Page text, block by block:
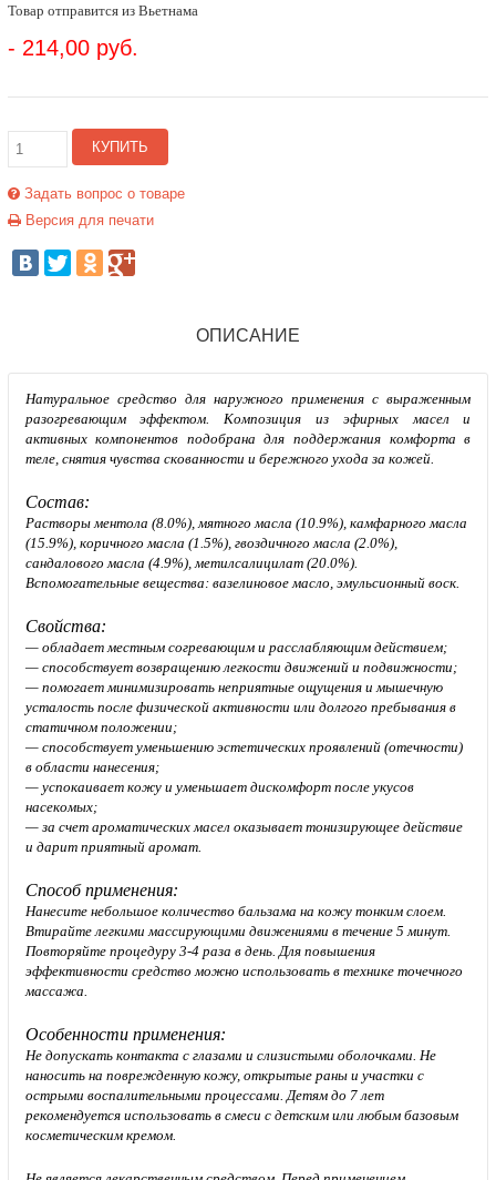
Товар отправится из Вьетнама
- 214,00 руб.
КУПИТЬ
Задать вопрос о товаре
Версия для печати
ОПИСАНИЕ
Натуральное средство для наружного применения с выраженным
разогревающим эффектом. Композиция из эфирных масел и
активных компонентов подобрана для поддержания комфорта в
теле, снятия чувства скованности и бережного ухода за кожей.
Состав:
Растворы ментола (8.0%), мятного масла (10.9%), камфарного масла
(15.9%), коричного масла (1.5%), гвоздичного масла (2.0%),
сандалового масла (4.9%), метилсалицилат (20.0%).
Вспомогательные вещества: вазелиновое масло, эмульсионный воск.
Свойства:
— обладает местным согревающим и расслабляющим действием;
— способствует возвращению легкости движений и подвижности;
— помогает минимизировать неприятные ощущения и мышечную
усталость после физической активности или долгого пребывания в
статичном положении;
— способствует уменьшению эстетических проявлений (отечности)
в области нанесения;
— успокаивает кожу и уменьшает дискомфорт после укусов
насекомых;
— за счет ароматических масел оказывает тонизирующее действие
и дарит приятный аромат.
Способ применения:
Нанесите небольшое количество бальзама на кожу тонким слоем.
Втирайте легкими массирующими движениями в течение 5 минут.
Повторяйте процедуру 3-4 раза в день. Для повышения
эффективности средство можно использовать в технике точечного
массажа.
Особенности применения:
Не допускать контакта с глазами и слизистыми оболочками. Не
наносить на поврежденную кожу, открытые раны и участки с
острыми воспалительными процессами. Детям до 7 лет
рекомендуется использовать в смеси с детским или любым базовым
косметическим кремом.